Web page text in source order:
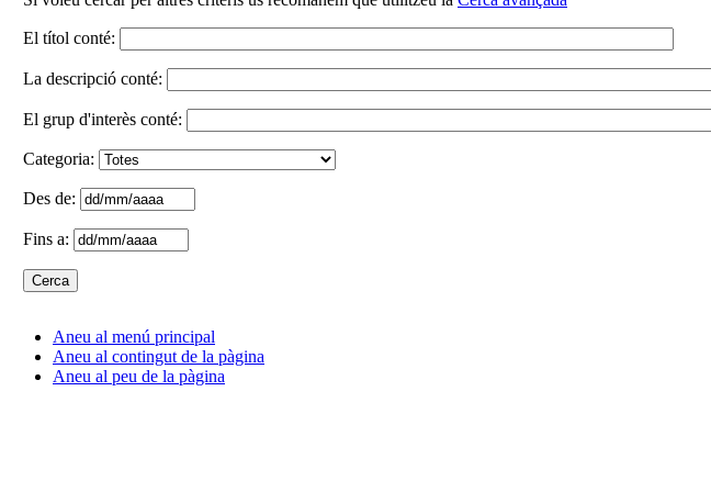
El títol conté:
La descripció conté:
El grup d'interès conté:
Categoria:
Des de:
Fins a:
Aneu al menú principal
Aneu al contingut de la pàgina
Aneu al peu de la pàgina